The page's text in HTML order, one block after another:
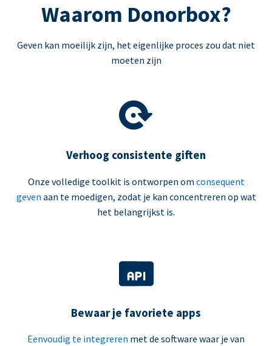
Waarom Donorbox?
Geven kan moeilijk zijn, het eigenlijke proces zou dat niet
moeten zijn
Verhoog consistente giften
Onze volledige toolkit is ontworpen om consequent
geven aan te moedigen, zodat je kan concentreren op wat
het belangrijkst is.
Bewaar je favoriete apps
Eenvoudig te integreren met de software waar je van